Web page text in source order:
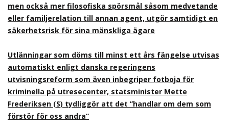
men också mer filosofiska spörsmål såsom medvetande
eller familjerelation till annan agent, utgör samtidigt en
säkerhetsrisk för sina mänskliga ägare
Utlänningar som döms till minst ett års fängelse utvisas
automatiskt enligt danska regeringens
utvisningsreform som även inbegriper fotboja för
kriminella på utresecenter, statsminister Mette
Frederiksen (S) tydliggör att det ”handlar om dem som
förstör för oss andra”